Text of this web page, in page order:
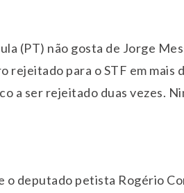
(PT) não gosta de Jorge
para o STF em mais
a ser rejeitado duas vezes.
o deputado petista Rogério